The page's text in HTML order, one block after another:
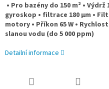
• Pro bazény do 150 m² • Výdrž
gyroskop • filtrace 180 μm •
motory • Příkon 65 W •
slanou vodu (do 5 000 ppm)
Detailní informace